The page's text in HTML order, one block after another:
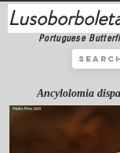
Portuguese
Ancylolomia